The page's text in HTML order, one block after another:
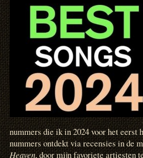
nummers die ik in 2024 voor het eerst
nummers ontdekt via recensies in de
Heaven, door mijn favoriete artiesten